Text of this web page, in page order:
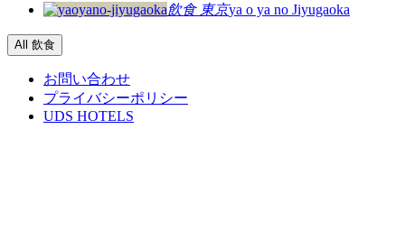
飲食 東京ya o ya no Jiyugaoka
All 飲食
お問い合わせ
プライバシーポリシー
UDS HOTELS